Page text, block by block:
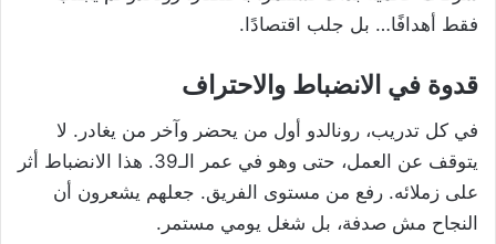
فقط أهدافًا… بل جلب اقتصادًا.
قدوة في الانضباط والاحتراف
في كل تدريب، رونالدو أول من يحضر وآخر من يغادر. لا
يتوقف عن العمل، حتى وهو في عمر الـ39. هذا الانضباط أثر
على زملائه. رفع من مستوى الفريق. جعلهم يشعرون أن
النجاح مش صدفة، بل شغل يومي مستمر.